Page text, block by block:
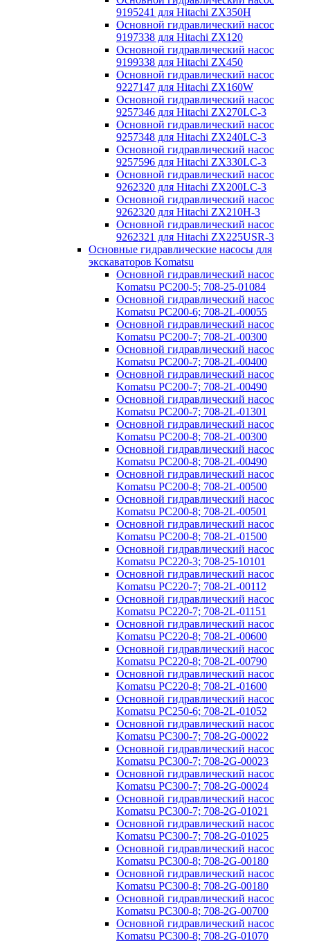
9195241 для Hitachi ZX350H
Основной гидравлический насос
9197338 для Hitachi ZX120
Основной гидравлический насос
9199338 для Hitachi ZX450
Основной гидравлический насос
9227147 для Hitachi ZX160W
Основной гидравлический насос
9257346 для Hitachi ZX270LC-3
Основной гидравлический насос
9257348 для Hitachi ZX240LC-3
Основной гидравлический насос
9257596 для Hitachi ZX330LC-3
Основной гидравлический насос
9262320 для Hitachi ZX200LC-3
Основной гидравлический насос
9262320 для Hitachi ZX210H-3
Основной гидравлический насос
9262321 для Hitachi ZX225USR-3
Основные гидравлические насосы для
экскаваторов Komatsu
Основной гидравлический насос
Komatsu PC200-5; 708-25-01084
Основной гидравлический насос
Komatsu PC200-6; 708-2L-00055
Основной гидравлический насос
Komatsu PC200-7; 708-2L-00300
Основной гидравлический насос
Komatsu PC200-7; 708-2L-00400
Основной гидравлический насос
Komatsu PC200-7; 708-2L-00490
Основной гидравлический насос
Komatsu PC200-7; 708-2L-01301
Основной гидравлический насос
Komatsu PC200-8; 708-2L-00300
Основной гидравлический насос
Komatsu PC200-8; 708-2L-00490
Основной гидравлический насос
Komatsu PC200-8; 708-2L-00500
Основной гидравлический насос
Komatsu PC200-8; 708-2L-00501
Основной гидравлический насос
Komatsu PC200-8; 708-2L-01500
Основной гидравлический насос
Komatsu PC220-3; 708-25-10101
Основной гидравлический насос
Komatsu PC220-7; 708-2L-00112
Основной гидравлический насос
Komatsu PC220-7; 708-2L-01151
Основной гидравлический насос
Komatsu PC220-8; 708-2L-00600
Основной гидравлический насос
Komatsu PC220-8; 708-2L-00790
Основной гидравлический насос
Komatsu PC220-8; 708-2L-01600
Основной гидравлический насос
Komatsu PC250-6; 708-2L-01052
Основной гидравлический насос
Komatsu PC300-7; 708-2G-00022
Основной гидравлический насос
Komatsu PC300-7; 708-2G-00023
Основной гидравлический насос
Komatsu PC300-7; 708-2G-00024
Основной гидравлический насос
Komatsu PC300-7; 708-2G-01021
Основной гидравлический насос
Komatsu PC300-7; 708-2G-01025
Основной гидравлический насос
Komatsu PC300-8; 708-2G-00180
Основной гидравлический насос
Komatsu PC300-8; 708-2G-00180
Основной гидравлический насос
Komatsu PC300-8; 708-2G-00700
Основной гидравлический насос
Komatsu PC300-8; 708-2G-01070